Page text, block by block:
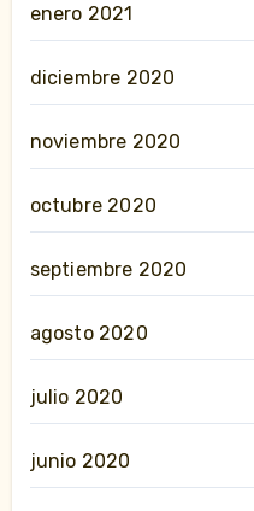
enero 2021
diciembre 2020
noviembre 2020
octubre 2020
septiembre 2020
agosto 2020
julio 2020
junio 2020